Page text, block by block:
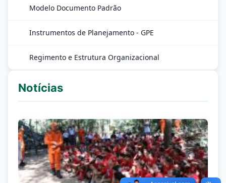
Modelo Documento Padrão
Instrumentos de Planejamento - GPE
Regimento e Estrutura Organizacional
Notícias